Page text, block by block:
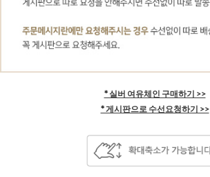
* 실버 여유체인 구매하기 >>
* 게시판으로 수선요청하기 >>